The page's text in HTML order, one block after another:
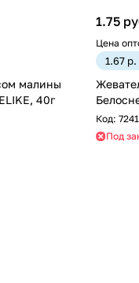
малины
(изделие кондитерское), PROTELIKE, 40г
1.75
Цена
1.67
Код:
Под